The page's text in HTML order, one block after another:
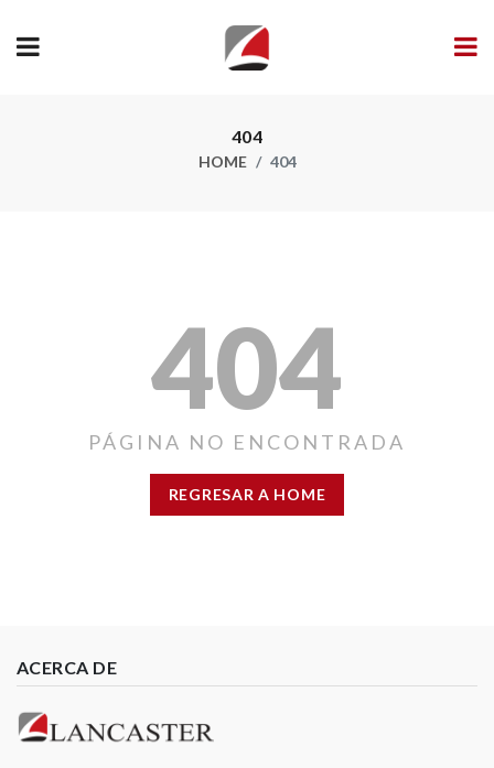
404
HOME 404
404
PÁGINA NO ENCONTRADA
REGRESAR A HOME
ACERCA DE